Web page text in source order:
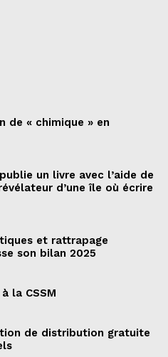
de « chimique » en
un livre avec l’aide de
d’une île où écrire
et rattrapage
son bilan 2025
la CSSM
de distribution gratuite